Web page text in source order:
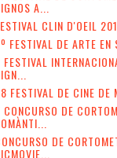
A...
CLIN D'OEIL
FESTIVAL DE ARTE EN
FESTIVAL
FESTIVAL DE CINE DE
CONCURSO DE
DE